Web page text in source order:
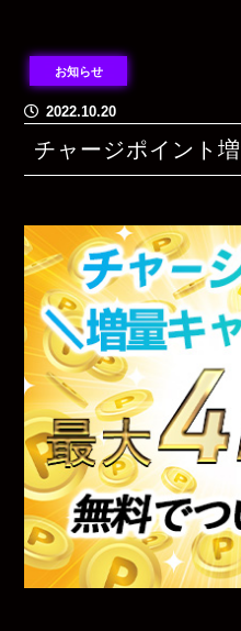
お知らせ
2022.10.20
チャージポイント